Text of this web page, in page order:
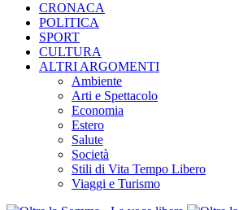
CRONACA
POLITICA
SPORT
CULTURA
ALTRI ARGOMENTI
Ambiente
Arti e Spettacolo
Economia
Estero
Salute
Società
Stili di Vita Tempo Libero
Viaggi e Turismo